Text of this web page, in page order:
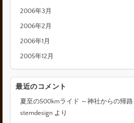
2006年3月
2006年2月
2006年1月
2005年12月
最近のコメント
夏至の500kmライド ～神社からの帰
stemdesign より